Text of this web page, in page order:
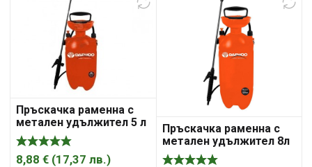
Пръскачка раменна с
метален удължител 5 л
DAEWOO
8,88 € (17,37 лв.)
Пръскачка раменна с
метален удължител 8л
Daewoo